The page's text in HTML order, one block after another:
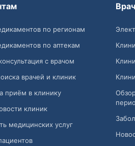
по регионам
по аптекам
с врачом
врачей и клиник
приём в клинику
клиник
медицинских услуг